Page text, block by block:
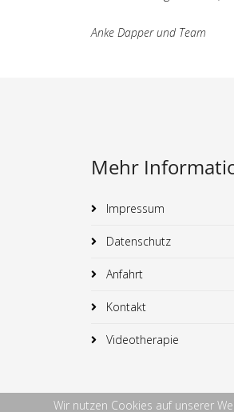
Anke Dapper und Team
Mehr
Impressum
Datenschutz
Anfahrt
Kontakt
Videotherapie
Wir nutzen Cookies auf unserer